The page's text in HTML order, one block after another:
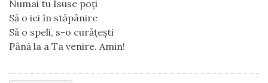
Numai tu Isuse poți
Să o iei în stăpânire
Să o speli, s-o curățești
Până la a Ta venire. Amin!